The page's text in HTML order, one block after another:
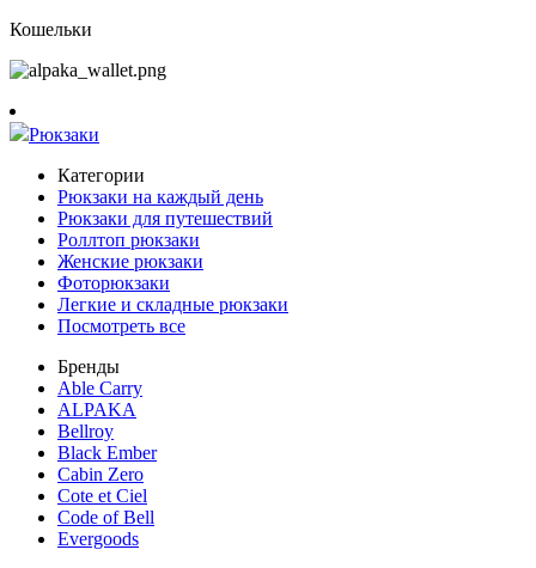
Кошельки
Рюкзаки
Категории
Рюкзаки на каждый день
Рюкзаки для путешествий
Роллтоп рюкзаки
Женские рюкзаки
Фоторюкзаки
Легкие и складные рюкзаки
Посмотреть все
Бренды
Able Carry
ALPAKA
Bellroy
Black Ember
Cabin Zero
Cote et Ciel
Code of Bell
Evergoods